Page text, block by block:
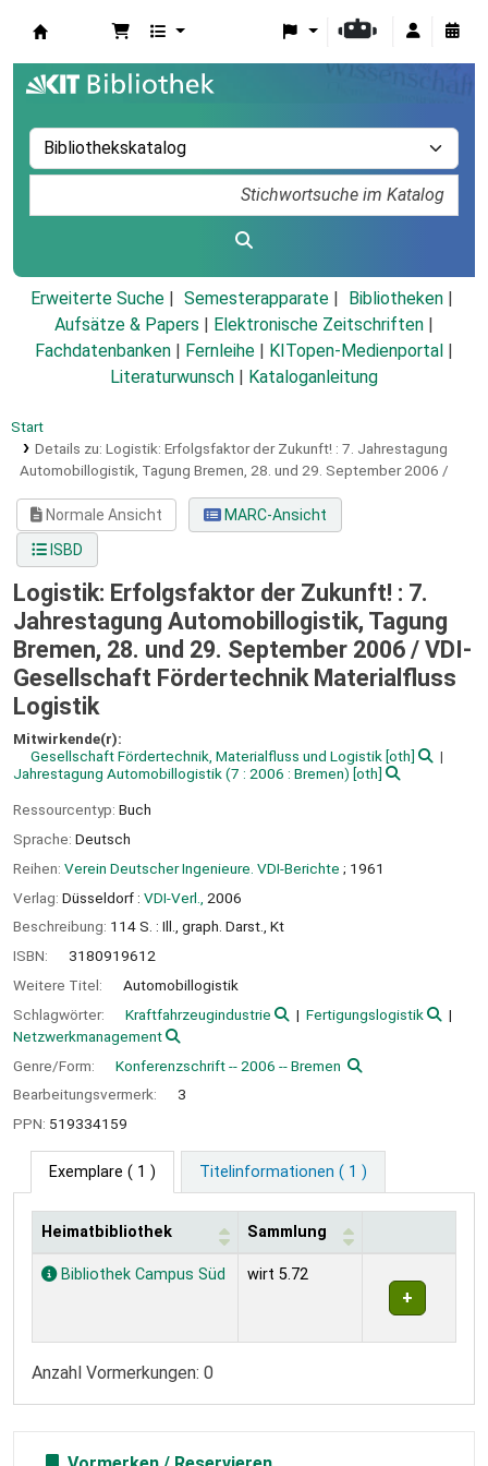
Erweiterte Suche Semesterapparate
Bibliotheken
Aufsätze & Papers
Elektronische Zeitschriften
Fachdatenbanken
Fernleihe KITopen-Medienportal
Literaturwunsch
Kataloganleitung
Start
Details zu: Logistik: Erfolgsfaktor der Zukunft! : 7. Jahrestagung
Automobillogistik, Tagung Bremen, 28. und 29. September 2006 /
Normale Ansicht
MARC-Ansicht
ISBD
Logistik: Erfolgsfaktor der Zukunft! : 7.
Jahrestagung Automobillogistik, Tagung
Bremen, 28. und 29. September 2006 / VDI-
Gesellschaft Fördertechnik Materialfluss
Logistik
Mitwirkende(r):
Gesellschaft Fördertechnik, Materialfluss und Logistik [oth]
Jahrestagung Automobillogistik(7 : 2006 : Bremen) [oth]
Ressourcentyp: Buch
Sprache: Deutsch
Reihen: Verein Deutscher Ingenieure. VDI-Berichte ; 1961
Verlag: Düsseldorf : VDI-Verl.,
2006
Beschreibung: 114 S. : Ill., graph. Darst., Kt
ISBN:
3180919612
Weitere Titel:
Automobillogistik
Schlagwörter:
Kraftfahrzeugindustrie
Fertigungslogistik
Netzwerkmanagement
Genre/Form:
Konferenzschrift -- 2006 -- Bremen
Bearbeitungsvermerk:
3
PPN: 519334159
Exemplare ( 1 ) Titelinformationen ( 1 )
Exemplare
Heimatbibliothek Sammlung
Bibliothek Campus Süd wirt 5.72
Anzahl Vormerkungen: 0